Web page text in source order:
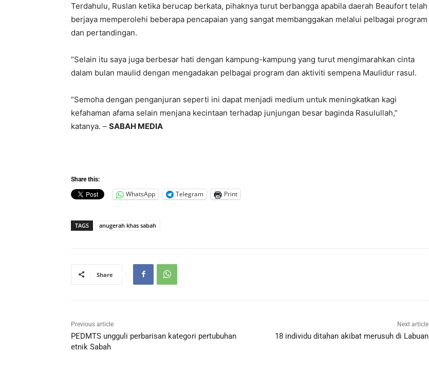
Terdahulu, Ruslan ketika berucap berkata, pihaknya turut berbangga apabila daerah Beaufort telah
berjaya memperolehi beberapa pencapaian yang sangat membanggakan melalui pelbagai program
dan pertandingan.
“Selain itu saya juga berbesar hati dengan kampung-kampung yang turut mengimarahkan cinta
dalam bulan maulid dengan mengadakan pelbagai program dan aktiviti sempena Maulidur rasul.
“Semoha dengan penganjuran seperti ini dapat menjadi medium untuk meningkatkan kagi
kefahaman afama selain menjana kecintaan terhadap junjungan besar baginda Rasulullah,”
katanya. – SABAH MEDIA
Share this:
WhatsApp Telegram Print
TAGS anugerah khas sabah
Share
Previous article
PEDMTS ungguli perbarisan kategori pertubuhan
etnik Sabah
Next article
18 individu ditahan akibat merusuh di Labuan